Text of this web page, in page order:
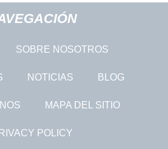
SOBRE NOSOTROS
NOTICIAS BLOG
MAPA DEL SITIO
POLICY